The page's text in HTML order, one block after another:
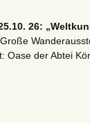
26:
Große
Oase der Abtei